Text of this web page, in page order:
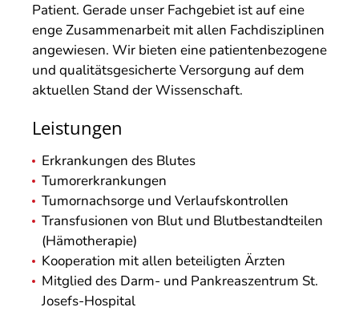
Patient. Gerade unser Fachgebiet ist auf eine
enge Zusammenarbeit mit allen Fachdisziplinen
angewiesen. Wir bieten eine patientenbezogene
und qualitätsgesicherte Versorgung auf dem
aktuellen Stand der Wissenschaft.
Leistungen
Erkrankungen des Blutes
Tumorerkrankungen
Tumornachsorge und Verlaufskontrollen
Transfusionen von Blut und Blutbestandteilen
(Hämotherapie)
Kooperation mit allen beteiligten Ärzten
Mitglied des Darm- und Pankreaszentrum St.
Josefs-Hospital